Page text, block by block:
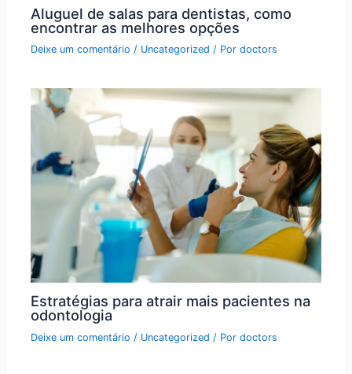
Aluguel de salas para dentistas, como
encontrar as melhores opções
Deixe um comentário / Uncategorized / Pordoctors
Estratégias para atrair mais pacientes na
odontologia
Deixe um comentário / Uncategorized / Pordoctors